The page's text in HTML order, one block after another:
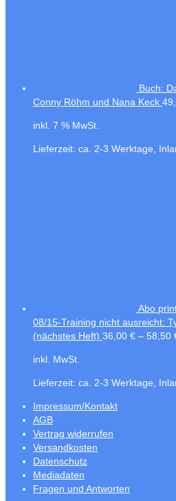
Buch:
Conny Röhm und Nana Keck
inkl. 7 % MwSt.
Lieferzeit: ca. 2-3 Werktage,
Abo
08/15-Training nicht ausreicht:
(nächstes Heft) 36,00 € – 58,50
inkl. MwSt.
Lieferzeit: ca. 2-3 Werktage,
Impressum/Kontakt
AGB
Vertrag widerrufen
Versandkosten
Datenschutz
Mediadaten
Fragen und Antworten